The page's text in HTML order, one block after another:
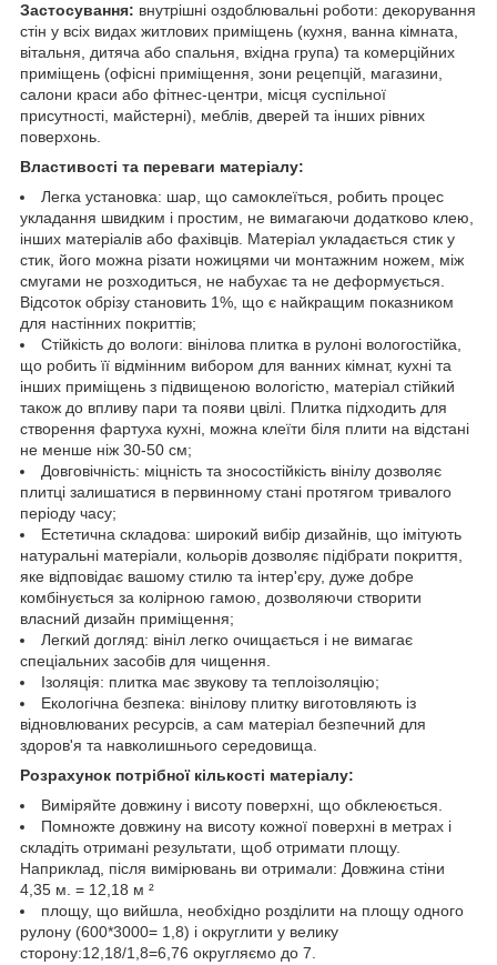
Застосування: внутрішні оздоблювальні роботи: декорування
стін у всіх видах житлових приміщень (кухня, ванна кімната,
вітальня, дитяча або спальня, вхідна група) та комерційних
приміщень (офісні приміщення, зони рецепцій, магазини,
салони краси або фітнес-центри, місця суспільної
присутності, майстерні), меблів, дверей та інших рівних
поверхонь.
Властивості та переваги матеріалу:
Легка установка: шар, що самоклеїться, робить процес
укладання швидким і простим, не вимагаючи додатково клею,
інших матеріалів або фахівців. Матеріал укладається стик у
стик, його можна різати ножицями чи монтажним ножем, між
смугами не розходиться, не набухає та не деформується.
Відсоток обрізу становить 1%, що є найкращим показником
для настінних покриттів;
Стійкість до вологи: вінілова плитка в рулоні вологостійка,
що робить її відмінним вибором для ванних кімнат, кухні та
інших приміщень з підвищеною вологістю, матеріал стійкий
також до впливу пари та появи цвілі. Плитка підходить для
створення фартуха кухні, можна клеїти біля плити на відстані
не менше ніж 30-50 см;
Довговічність: міцність та зносостійкість вінілу дозволяє
плитці залишатися в первинному стані протягом тривалого
періоду часу;
Естетична складова: широкий вибір дизайнів, що імітують
натуральні матеріали, кольорів дозволяє підібрати покриття,
яке відповідає вашому стилю та інтер'єру, дуже добре
комбінується за колірною гамою, дозволяючи створити
власний дизайн приміщення;
Легкий догляд: вініл легко очищається і не вимагає
спеціальних засобів для чищення.
Ізоляція: плитка має звукову та теплоізоляцію;
Екологічна безпека: вінілову плитку виготовляють із
відновлюваних ресурсів, а сам матеріал безпечний для
здоров'я та навколишнього середовища.
Розрахунок потрібної кількості матеріалу:
Виміряйте довжину і висоту поверхні, що обклеюється.
Помножте довжину на висоту кожної поверхні в метрах і
складіть отримані результати, щоб отримати площу.
Наприклад, після вимірювань ви отримали: Довжина стіни
4,35 м. = 12,18 м ²
площу, що вийшла, необхідно розділити на площу одного
рулону (600*3000= 1,8) і округлити у велику
сторону:12,18/1,8=6,76 округляємо до 7.